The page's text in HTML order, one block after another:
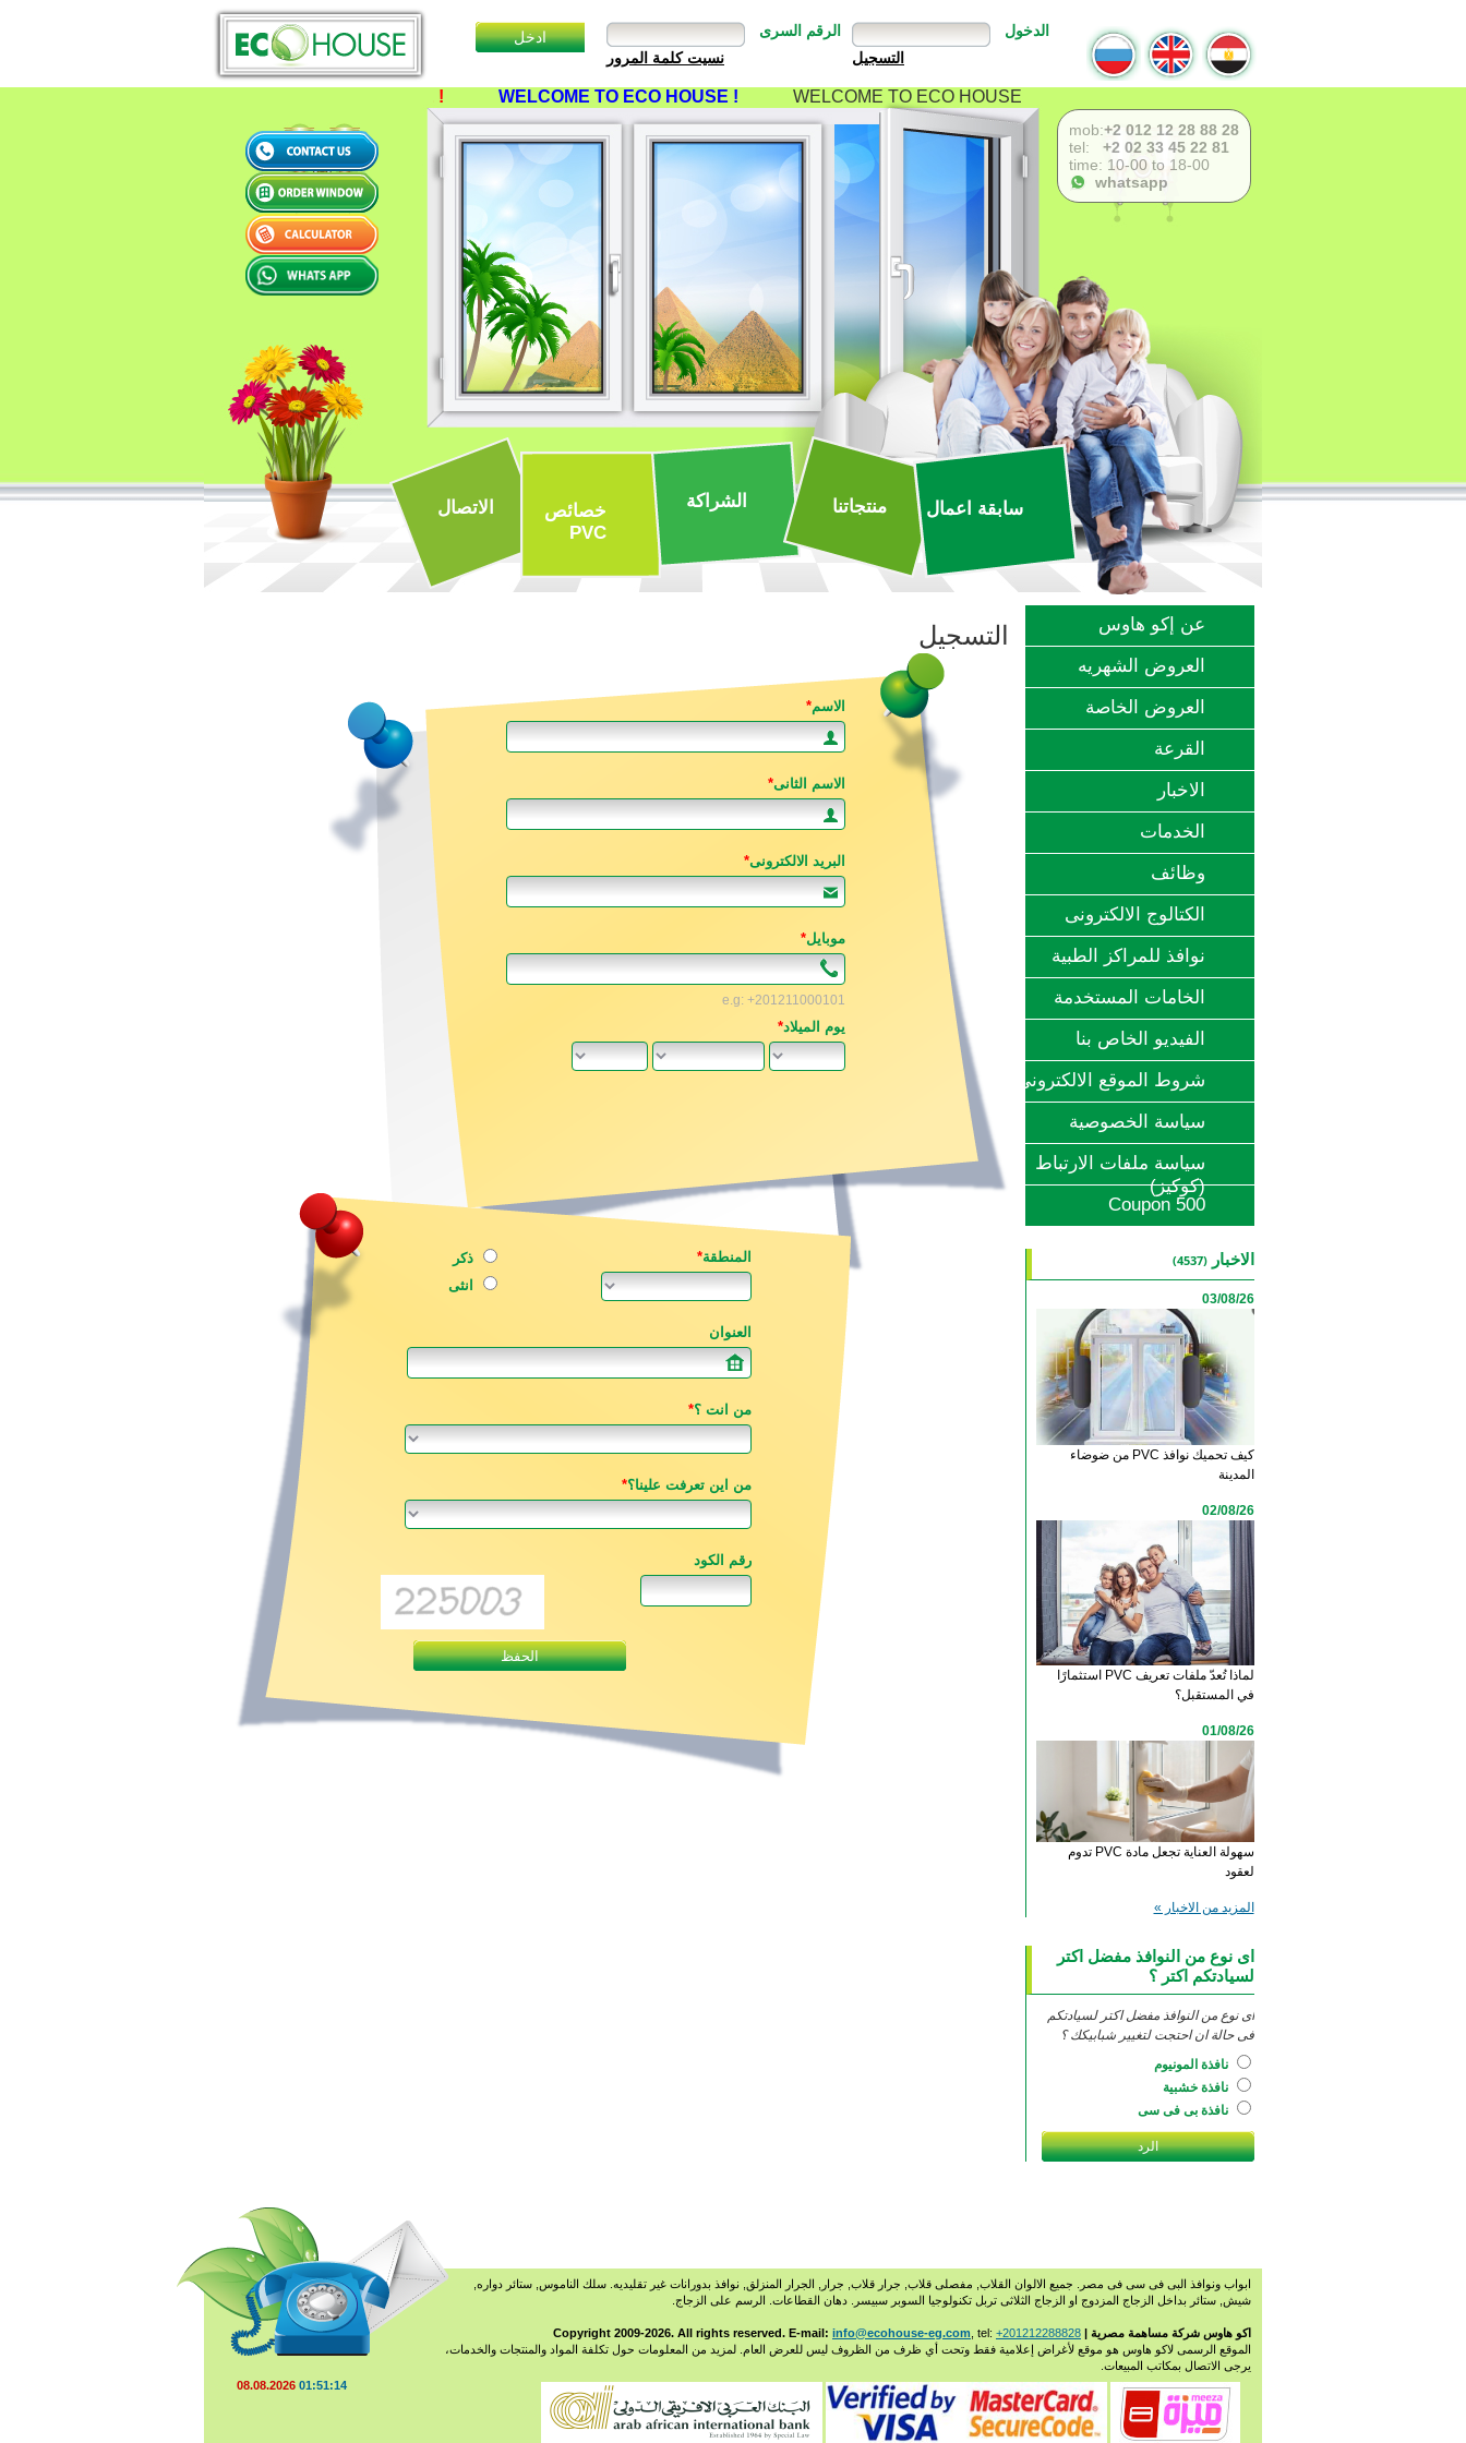
mob:+2 012 12 28 88 28
tel:
+2 02 33 45 22 81
time: 10-00 to 18-00
whatsapp
الدخول
الرقم السرى
نسيت كلمة المرور
WELCOME TO ECO HOUSE ! WELCOME TO ECO HOUSE ! WELCOME TO ECO HOUSE !
سابقة اعمال منتجاتنا الشراكة
خصائص
PVC
الاتصال
‫التسجيل‬
الاسم*
الاسم الثانى*
البريد الالكترونى*
موبايل*
e.g: +201211000101
يوم الميلاد*
ذكر
‫انثى‬
المنطقة*
العنوان
من انت ؟*
من اين تعرفت علينا؟*
رقم الكود
عن إكو هاوس
العروض الشهريه
العروض الخاصة
القرعة
‫الاخبار
الخدمات
وظائف
الكتالوج الالكترونى
نوافذ للمراكز الطبية
الخامات المستخدمة
الفيديو الخاص بنا
شروط الموقع الالكتروني
سياسة الخصوصية
سياسة ملفات الارتباط
(كوكيز)
Coupon 500
‫الاخبار (4537)
03/08/26
كيف تحميك نوافذ PVC من ضوضاء
المدينة
02/08/26
لماذا تُعدّ ملفات تعريف PVC استثمارًا
في المستقبل؟
01/08/26
سهولة العناية تجعل مادة PVC تدوم
لعقود
‫المزيد من الاخبار‬ »
اى نوع من النوافذ مفضل اكتر
لسيادتكم اكتر ؟
اى نوع من النوافذ مفضل اكتر لسيادتكم
فى حالة ان احتجت لتغيير شبابيكك ؟
نافذة المونيوم
نافذة خشبية
نافذة بى فى سى
01:51:15
08.08.2026
ابواب ونوافذ البى فى سى فى مصر. جميع الالوان القلاب, مفصلى قلاب, جرار قلاب, جرار, الجرار المنزلق, نوافذ بدورانات غير تقليديه. سلك الناموس, ستائر دواره,
شيش, ستائر بداخل الزجاج المزدوج او الزجاج الثلاثى تربل تكنولوجيا السوبر سبيسر. دهان القطاعات. الرسم على الزجاج.
اكو هاوس شركة مساهمة مصرية | Copyright 2009-2026. All rights reserved. E-mail: info@ecohouse-eg.com , tel: +201212288828
الموقع الرسمى لاكو هاوس هو موقع لأغراض إعلامية فقط وتحت أي ظرف من الظروف ليس للعرض العام. لمزيد من المعلومات حول تكلفة المواد والمنتجات والخدمات،
يرجى الاتصال بمكاتب المبيعات.